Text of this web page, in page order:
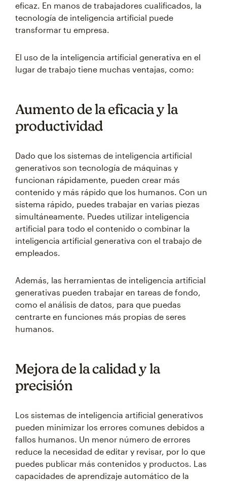
eficaz. En manos de trabajadores cualificados, la
tecnología de inteligencia artificial puede
transformar tu empresa.
El uso de la inteligencia artificial generativa en el
lugar de trabajo tiene muchas ventajas, como:
Aumento de la eficacia y la
productividad
Dado que los sistemas de inteligencia artificial
generativos son tecnología de máquinas y
funcionan rápidamente, pueden crear más
contenido y más rápido que los humanos. Con un
sistema rápido, puedes trabajar en varias piezas
simultáneamente. Puedes utilizar inteligencia
artificial para todo el contenido o combinar la
inteligencia artificial generativa con el trabajo de
empleados.
Además, las herramientas de inteligencia artificial
generativas pueden trabajar en tareas de fondo,
como el análisis de datos, para que puedas
centrarte en funciones más propias de seres
humanos.
Mejora de la calidad y la
precisión
Los sistemas de inteligencia artificial generativos
pueden minimizar los errores comunes debidos a
fallos humanos. Un menor número de errores
reduce la necesidad de editar y revisar, por lo que
puedes publicar más contenidos y productos. Las
capacidades de aprendizaje automático de la